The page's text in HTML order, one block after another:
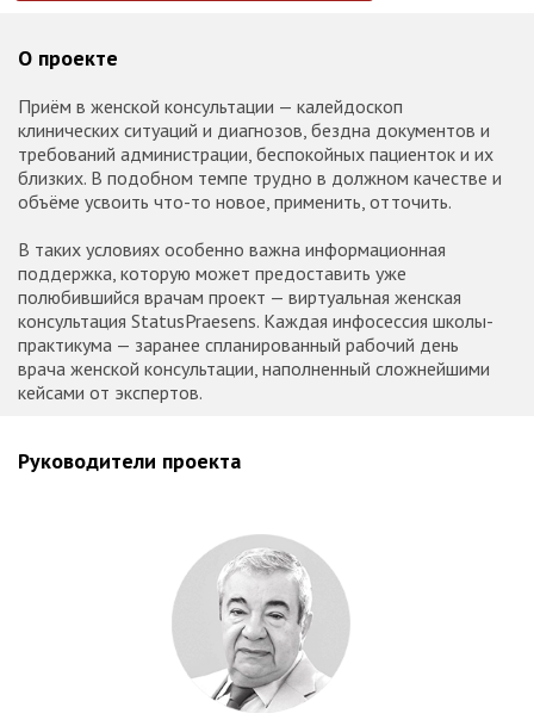
О проекте
Приём в женской консультации — калейдоскоп
клинических ситуаций и диагнозов, бездна документов и
требований администрации, беспокойных пациенток и их
близких. В подобном темпе трудно в должном качестве и
объёме усвоить что-то новое, применить, отточить.
В таких условиях особенно важна информационная
поддержка, которую может предоставить уже
полюбившийся врачам проект — виртуальная женская
консультация StatusPraesens. Каждая инфосессия школы-
практикума — заранее спланированный рабочий день
врача женской консультации, наполненный сложнейшими
кейсами от экспертов.
Руководители проекта